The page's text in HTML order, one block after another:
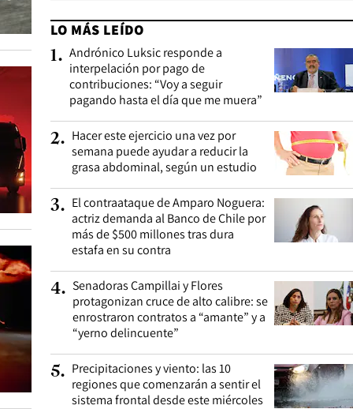
LO MÁS LEÍDO
1. Andrónico Luksic responde a
interpelación por pago de
contribuciones: “Voy a seguir
pagando hasta el día que me muera”
2. Hacer este ejercicio una vez por
semana puede ayudar a reducir la
grasa abdominal, según un estudio
3. El contraataque de Amparo Noguera:
actriz demanda al Banco de Chile por
más de $500 millones tras dura
estafa en su contra
4. Senadoras Campillai y Flores
protagonizan cruce de alto calibre: se
enrostraron contratos a “amante” y a
“yerno delincuente”
5. Precipitaciones y viento: las 10
regiones que comenzarán a sentir el
sistema frontal desde este miércoles